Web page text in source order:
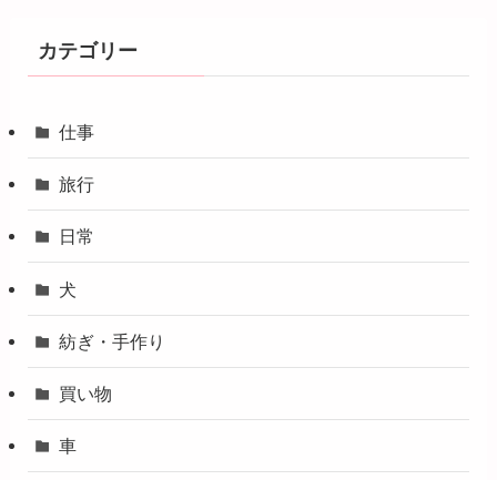
カテゴリー
仕事
旅行
日常
犬
紡ぎ・手作り
買い物
車